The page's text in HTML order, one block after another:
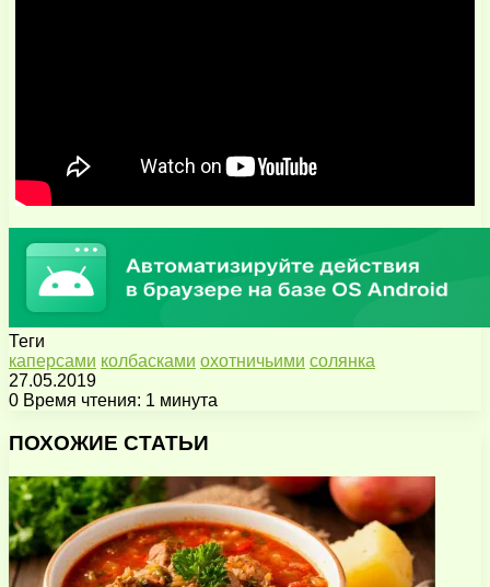
Теги
каперсами колбасками охотничьими солянка
27.05.2019
0 Время чтения: 1 минута
через
почту
ПОХОЖИЕ СТАТЬИ